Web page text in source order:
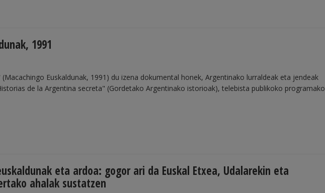
1991
Euskaldunak, 1991) du izena dokumental honek, Argentinako lurraldeak eta jendeak
de la Argentina secreta" (Gordetako Argentinako istorioak), telebista publikoko programako
eta ardoa: gogor ari da Euskal Etxea, Udalarekin eta
ahalak sustatzen